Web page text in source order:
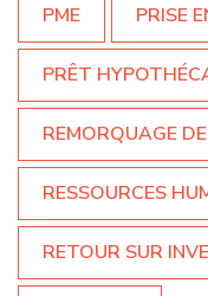
PME PRISE
PRÊT
REMORQUAGE
RESSOURCES
RETOUR SUR